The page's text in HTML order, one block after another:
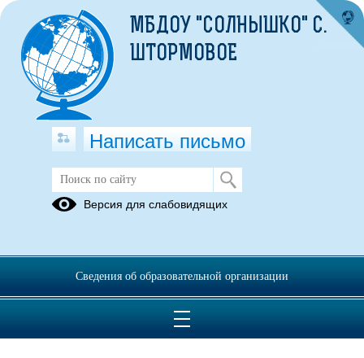
МБДОУ "СОЛНЫШКО" С.
ШТОРМОВОЕ
Написать письмо
Версия для слабовидящих
Сведения об образовательной организации